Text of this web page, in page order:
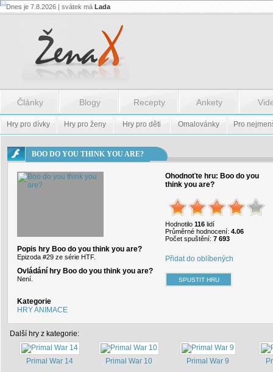
Flash.nazev
Flash.nazev
Dnes je 7.8.2026 | svátek má Lada
Články Blogy Recepty Ankety
Hry pro dívky Hry pro ženy Hry pro děti Omalovánky Pro
BOO DO YOU THINK YOU ARE?
Popis hry Boo do you think you are?
Epizoda #29 ze série HTF.
Ovládání hry Boo do you think you are?
Není.
Kategorie
HRY ANIMACE
Ohodnoťte hru: Boo do you
think you are?
Hodnotilo 116 lidí
Průměrné hodnocení: 4.06
Počet spuštění: 7 693
Přidat do oblíbených
Další hry z kategorie:
Primal War 14 Primal War 10 Primal War 9